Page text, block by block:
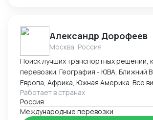
Александр Дорофеев
Москва, Россия
Поиск лучших транспортных решений,
перевозки. География - ЮВА, Ближний
Европа, Африка, Южная Америка. Все
перевозок - авто, авиа, море+жд,
Китая, доставка балком из Китая,
Работа с терминалами, морскими
Работает в странах
Россия
Международные перевозки